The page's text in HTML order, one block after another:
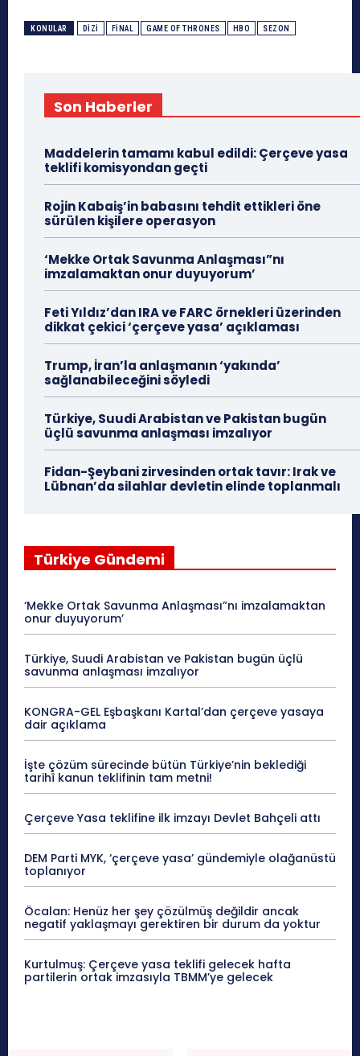
KONULAR DIZI FINAL GAME OF THRONES HBO SEZON
Son Haberler
Maddelerin tamamı kabul edildi: Çerçeve yasa
teklifi komisyondan geçti
Rojin Kabaiş’in babasını tehdit ettikleri öne
sürülen kişilere operasyon
‘Mekke Ortak Savunma Anlaşması”nı
imzalamaktan onur duyuyorum’
Feti Yıldız’dan IRA ve FARC örnekleri üzerinden
dikkat çekici ‘çerçeve yasa’ açıklaması
Trump, İran’la anlaşmanın ‘yakında’
sağlanabileceğini söyledi
Türkiye, Suudi Arabistan ve Pakistan bugün
üçlü savunma anlaşması imzalıyor
Fidan-Şeybani zirvesinden ortak tavır: Irak ve
Lübnan’da silahlar devletin elinde toplanmalı
Türkiye Gündemi
‘Mekke Ortak Savunma Anlaşması”nı imzalamaktan
onur duyuyorum’
Türkiye, Suudi Arabistan ve Pakistan bugün üçlü
savunma anlaşması imzalıyor
KONGRA-GEL Eşbaşkanı Kartal’dan çerçeve yasaya
dair açıklama
İşte çözüm sürecinde bütün Türkiye’nin beklediği
tarihî kanun teklifinin tam metni!
Çerçeve Yasa teklifine ilk imzayı Devlet Bahçeli attı
DEM Parti MYK, ‘çerçeve yasa’ gündemiyle olağanüstü
toplanıyor
Öcalan: Henüz her şey çözülmüş değildir ancak
negatif yaklaşmayı gerektiren bir durum da yoktur
Kurtulmuş: Çerçeve yasa teklifi gelecek hafta
partilerin ortak imzasıyla TBMM’ye gelecek